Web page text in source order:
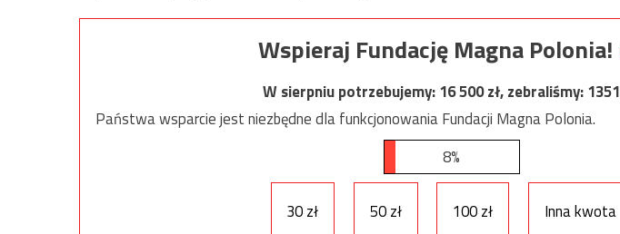
Wspieraj Fundację Magna Polonia!
W sierpniu potrzebujemy:16 500zł, zebraliśmy:1351
Państwa wsparcie jest niezbędne dla funkcjonowania Fundacji Magna Polonia.
8%
30 zł 50 zł 100 zł
Inna kwota